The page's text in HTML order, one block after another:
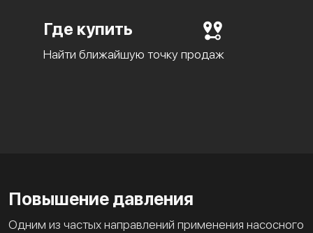
Где купить
Найти ближайшую точку продаж
Повышение давления
Одним из частых направлений применения насосного